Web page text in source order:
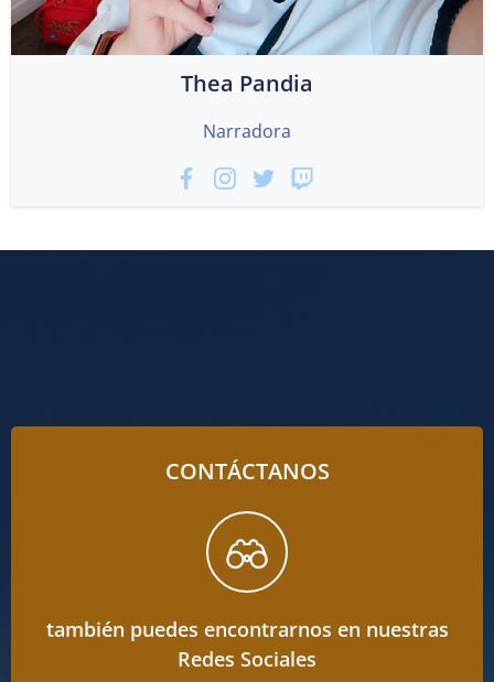
Thea Pandia
Narradora
CONTÁCTANOS
también puedes encontrarnos en nuestras
Redes Sociales